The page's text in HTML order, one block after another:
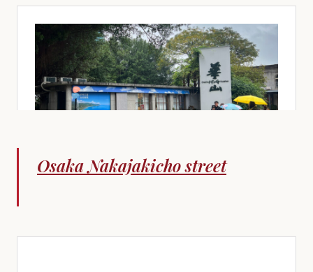
Osaka Nakajakicho street